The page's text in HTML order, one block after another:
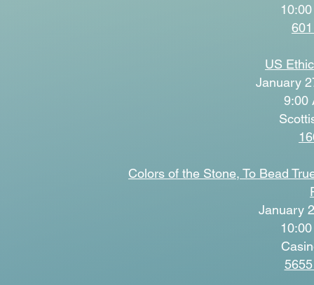
US
January
9:00
Colors of the Stone, To Bead
January